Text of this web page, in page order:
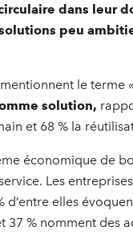
dans leur
peu
le terme
solution,
et 68 % la
économique de
Les
d’entre elles
37 % nomment des